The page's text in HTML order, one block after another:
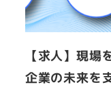
【求人】現場
企業の未来を